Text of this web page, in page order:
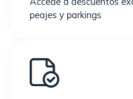
peajes y parkings